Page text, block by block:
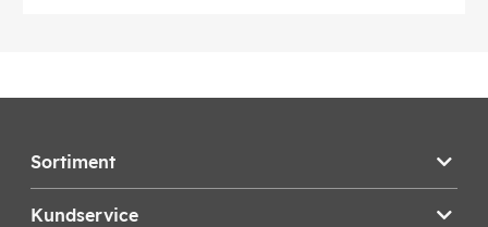
Sortiment
Kundservice